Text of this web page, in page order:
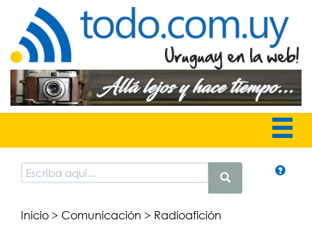
Inicio> Comunicación > Radioafición